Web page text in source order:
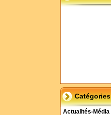
Catégories
Actualités-Média